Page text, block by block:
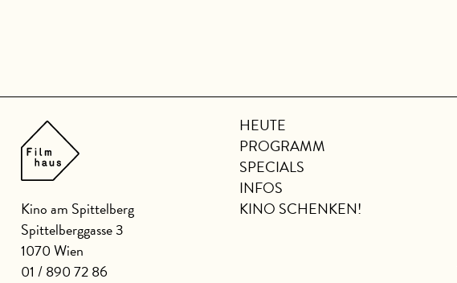
Kino am Spittelberg
Spittelberggasse 3
1070 Wien
01 / 890 72 86
HEUTE
PROGRAMM
SPECIALS
INFOS
KINO SCHENKEN!